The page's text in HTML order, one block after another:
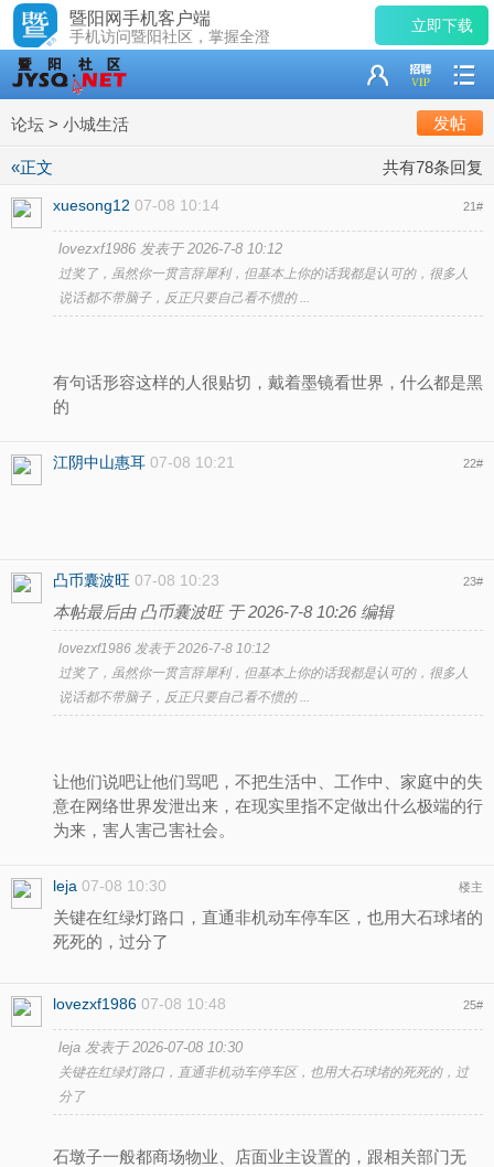
暨阳网手机客户端
手机访问暨阳社区，掌握全澄
立即下载
论坛 > 小城生活 发帖
«正文 共有78条回复
xuesong12 07-08 10:14 21#
lovezxf1986 发表于 2026-7-8 10:12
过奖了，虽然你一贯言辞犀利，但基本上你的话我都是认可的，很多人
说话都不带脑子，反正只要自己看不惯的 ...
有句话形容这样的人很贴切，戴着墨镜看世界，什么都是黑
的
江阴中山惠耳 07-08 10:21 22#
凸币囊波旺 07-08 10:23 23#
本帖最后由 凸币囊波旺 于 2026-7-8 10:26 编辑
lovezxf1986 发表于 2026-7-8 10:12
过奖了，虽然你一贯言辞犀利，但基本上你的话我都是认可的，很多人
说话都不带脑子，反正只要自己看不惯的 ...
让他们说吧让他们骂吧，不把生活中、工作中、家庭中的失
意在网络世界发泄出来，在现实里指不定做出什么极端的行
为来，害人害己害社会。
leja 07-08 10:30 楼主
关键在红绿灯路口，直通非机动车停车区，也用大石球堵的
死死的，过分了
lovezxf1986 07-08 10:48 25#
leja 发表于 2026-07-08 10:30
关键在红绿灯路口，直通非机动车停车区，也用大石球堵的死死的，过
分了
石墩子一般都商场物业、店面业主设置的，跟相关部门无